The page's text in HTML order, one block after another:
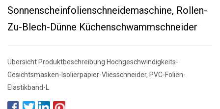
Sonnenscheinfolienschneidemaschine, Rollen-
Zu-Blech-Dünne Küchenschwammschneider
Übersicht Produktbeschreibung Hochgeschwindigkeits-
Gesichtsmasken-Isolierpapier-Vliesschneider, PVC-Folien-
Elastikband-L